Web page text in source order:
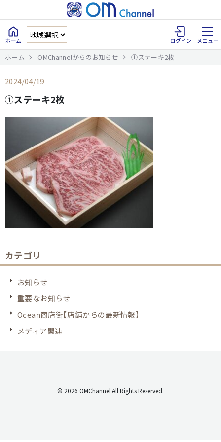
ホーム OMChannelからのお知らせ ①ステーキ2枚
2024/04/19
①ステーキ2枚
カテゴリ
お知らせ
重要なお知らせ
Ocean商店街【店舗からの最新情報】
メディア関連
© 2026 OMChannel All Rights Reserved.